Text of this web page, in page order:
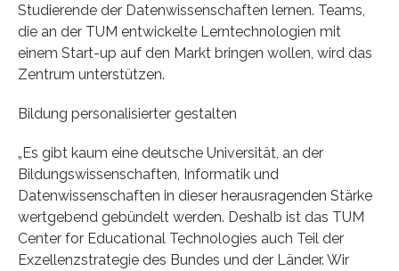
Studierende der Datenwissenschaften lernen. Teams,
die an der TUM entwickelte Lerntechnologien mit
einem Start-up auf den Markt bringen wollen, wird das
Zentrum unterstützen.
Bildung personalisierter gestalten
„Es gibt kaum eine deutsche Universität, an der
Bildungswissenschaften, Informatik und
Datenwissenschaften in dieser herausragenden Stärke
wertgebend gebündelt werden. Deshalb ist das TUM
Center for Educational Technologies auch Teil der
Exzellenzstrategie des Bundes und der Länder. Wir